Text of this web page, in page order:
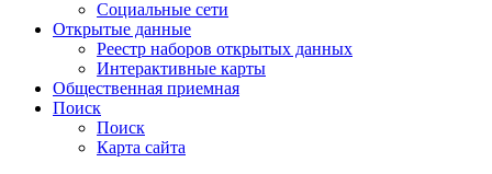
Социальные сети
Открытые данные
Реестр наборов открытых данных
Интерактивные карты
Общественная приемная
Поиск
Поиск
Карта сайта